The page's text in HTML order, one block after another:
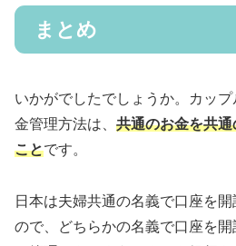
まとめ
いかがでしたでしょうか。カッ
金管理方法は、 共通のお金を共
ことです。
日本は夫婦共通の名義で口座を
ので、どちらかの名義で口座を